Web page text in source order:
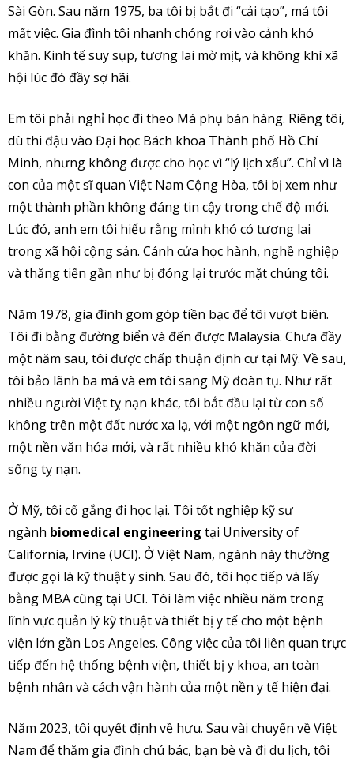
Sài Gòn. Sau năm 1975, ba tôi bị bắt đi “cải tạo”, má tôi
mất việc. Gia đình tôi nhanh chóng rơi vào cảnh khó
khăn. Kinh tế suy sụp, tương lai mờ mịt, và không khí xã
hội lúc đó đầy sợ hãi.
Em tôi phải nghỉ học đi theo Má phụ bán hàng. Riêng tôi,
dù thi đậu vào Đại học Bách khoa Thành phố Hồ Chí
Minh, nhưng không được cho học vì “lý lịch xấu”. Chỉ vì là
con của một sĩ quan Việt Nam Cộng Hòa, tôi bị xem như
một thành phần không đáng tin cậy trong chế độ mới.
Lúc đó, anh em tôi hiểu rằng mình khó có tương lai
trong xã hội cộng sản. Cánh cửa học hành, nghề nghiệp
và thăng tiến gần như bị đóng lại trước mặt chúng tôi.
Năm 1978, gia đình gom góp tiền bạc để tôi vượt biên.
Tôi đi bằng đường biển và đến được Malaysia. Chưa đầy
một năm sau, tôi được chấp thuận định cư tại Mỹ. Về sau,
tôi bảo lãnh ba má và em tôi sang Mỹ đoàn tụ. Như rất
nhiều người Việt tỵ nạn khác, tôi bắt đầu lại từ con số
không trên một đất nước xa lạ, với một ngôn ngữ mới,
một nền văn hóa mới, và rất nhiều khó khăn của đời
sống tỵ nạn.
Ở Mỹ, tôi cố gắng đi học lại. Tôi tốt nghiệp kỹ sư
ngành biomedical engineering tại University of
California, Irvine (UCI). Ở Việt Nam, ngành này thường
được gọi là kỹ thuật y sinh. Sau đó, tôi học tiếp và lấy
bằng MBA cũng tại UCI. Tôi làm việc nhiều năm trong
lĩnh vực quản lý kỹ thuật và thiết bị y tế cho một bệnh
viện lớn gần Los Angeles. Công việc của tôi liên quan trực
tiếp đến hệ thống bệnh viện, thiết bị y khoa, an toàn
bệnh nhân và cách vận hành của một nền y tế hiện đại.
Năm 2023, tôi quyết định về hưu. Sau vài chuyến về Việt
Nam để thăm gia đình chú bác, bạn bè và đi du lịch, tôi